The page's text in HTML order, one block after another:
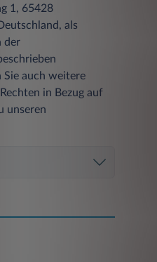
1, 65428
als
der
auch weitere
in Bezug auf
unseren